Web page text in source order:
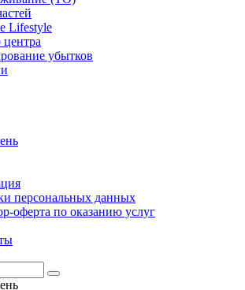
Lifestyle
центра
убытков
персональных данных
оферта по оказанию услуг